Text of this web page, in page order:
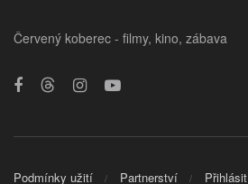
Červený koberec - filmy, kino, zábava
Podmínky užití Partnerství Přihlásit